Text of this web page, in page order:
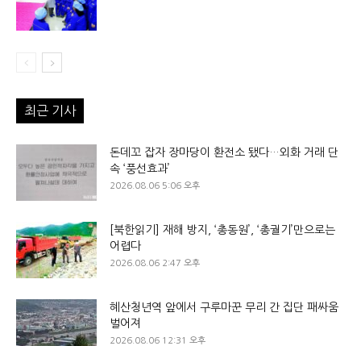
최근 기사
돈데꼬 잡자 장마당이 환전소 됐다…외화 거래 단
속 ‘풍선효과’
2026.08.06 5:06 오후
[북한읽기] 재해 방지, ‘총동원’, ‘총궐기’만으로는
어렵다
2026.08.06 2:47 오후
혜산청년역 앞에서 구루마꾼 무리 간 집단 패싸움
벌어져
2026.08.06 12:31 오후